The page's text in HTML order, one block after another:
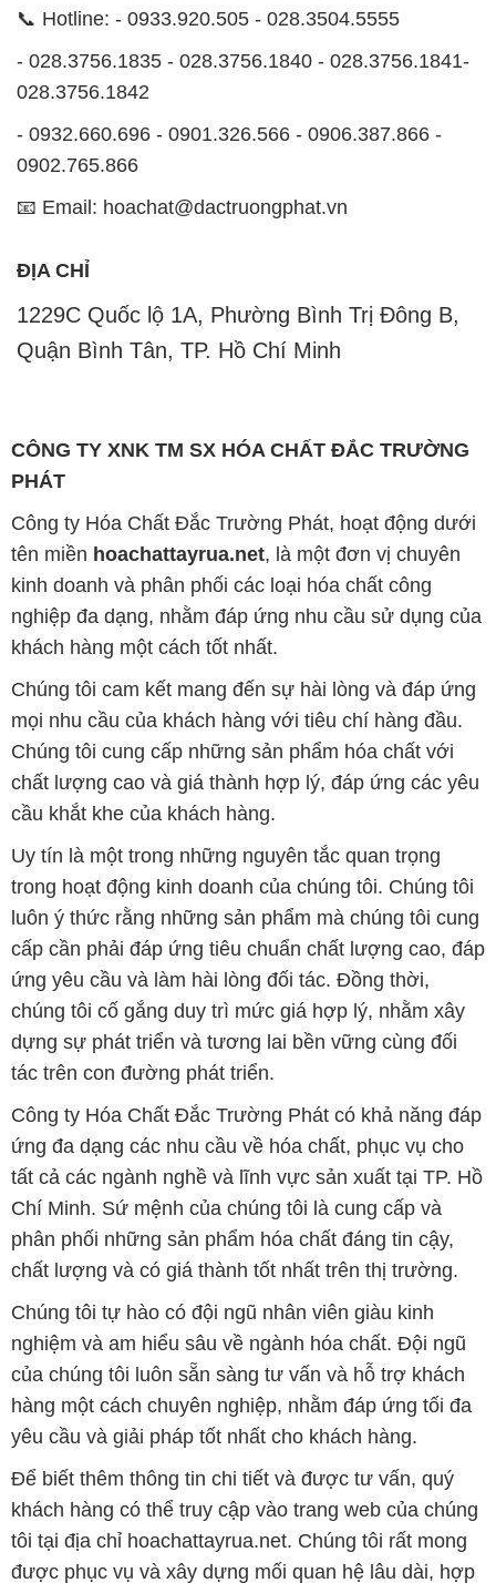
📞 Hotline: - 0933.920.505 - 028.3504.5555
- 028.3756.1835 - 028.3756.1840 - 028.3756.1841-
028.3756.1842
- 0932.660.696 - 0901.326.566 - 0906.387.866 -
0902.765.866
📧 Email: hoachat@dactruongphat.vn
ĐỊA CHỈ
1229C Quốc lộ 1A, Phường Bình Trị Đông B,
Quận Bình Tân, TP. Hồ Chí Minh
CÔNG TY XNK TM SX HÓA CHẤT ĐẮC TRƯỜNG
PHÁT
Công ty Hóa Chất Đắc Trường Phát, hoạt động dưới
tên miền hoachattayrua.net, là một đơn vị chuyên
kinh doanh và phân phối các loại hóa chất công
nghiệp đa dạng, nhằm đáp ứng nhu cầu sử dụng của
khách hàng một cách tốt nhất.
Chúng tôi cam kết mang đến sự hài lòng và đáp ứng
mọi nhu cầu của khách hàng với tiêu chí hàng đầu.
Chúng tôi cung cấp những sản phẩm hóa chất với
chất lượng cao và giá thành hợp lý, đáp ứng các yêu
cầu khắt khe của khách hàng.
Uy tín là một trong những nguyên tắc quan trọng
trong hoạt động kinh doanh của chúng tôi. Chúng tôi
luôn ý thức rằng những sản phẩm mà chúng tôi cung
cấp cần phải đáp ứng tiêu chuẩn chất lượng cao, đáp
ứng yêu cầu và làm hài lòng đối tác. Đồng thời,
chúng tôi cố gắng duy trì mức giá hợp lý, nhằm xây
dựng sự phát triển và tương lai bền vững cùng đối
tác trên con đường phát triển.
Công ty Hóa Chất Đắc Trường Phát có khả năng đáp
ứng đa dạng các nhu cầu về hóa chất, phục vụ cho
tất cả các ngành nghề và lĩnh vực sản xuất tại TP. Hồ
Chí Minh. Sứ mệnh của chúng tôi là cung cấp và
phân phối những sản phẩm hóa chất đáng tin cậy,
chất lượng và có giá thành tốt nhất trên thị trường.
Chúng tôi tự hào có đội ngũ nhân viên giàu kinh
nghiệm và am hiểu sâu về ngành hóa chất. Đội ngũ
của chúng tôi luôn sẵn sàng tư vấn và hỗ trợ khách
hàng một cách chuyên nghiệp, nhằm đáp ứng tối đa
yêu cầu và giải pháp tốt nhất cho khách hàng.
Để biết thêm thông tin chi tiết và được tư vấn, quý
khách hàng có thể truy cập vào trang web của chúng
tôi tại địa chỉ hoachattayrua.net. Chúng tôi rất mong
được phục vụ và xây dựng mối quan hệ lâu dài, hợp